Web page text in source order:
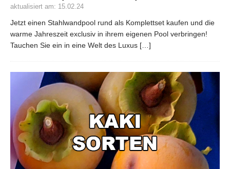
aktualisiert am: 15.02.24
Jetzt einen Stahlwandpool rund als Komplettset kaufen und die
warme Jahreszeit exclusiv in ihrem eigenen Pool verbringen!
Tauchen Sie ein in eine Welt des Luxus […]